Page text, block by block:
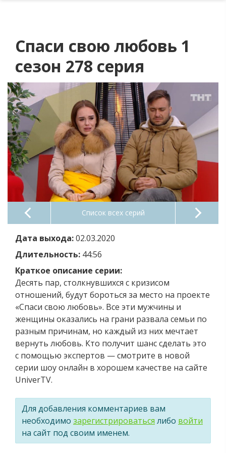
Спаси свою любовь 1
сезон 278 серия
Список всех серий
Дата выхода:02.03.2020
Длительность: 44:56
Краткое описание серии:
Десять пар, столкнувшихся с кризисом
отношений, будут бороться за место на проекте
«Спаси свою любовь». Все эти мужчины и
женщины оказались на грани развала семьи по
разным причинам, но каждый из них мечтает
вернуть любовь. Кто получит шанс сделать это
с помощью экспертов — смотрите в новой
серии шоу онлайн в хорошем качестве на сайте
UniverTV.
Для добавления комментариев вам
необходимо зарегистрироваться либо войти
на сайт под своим именем.